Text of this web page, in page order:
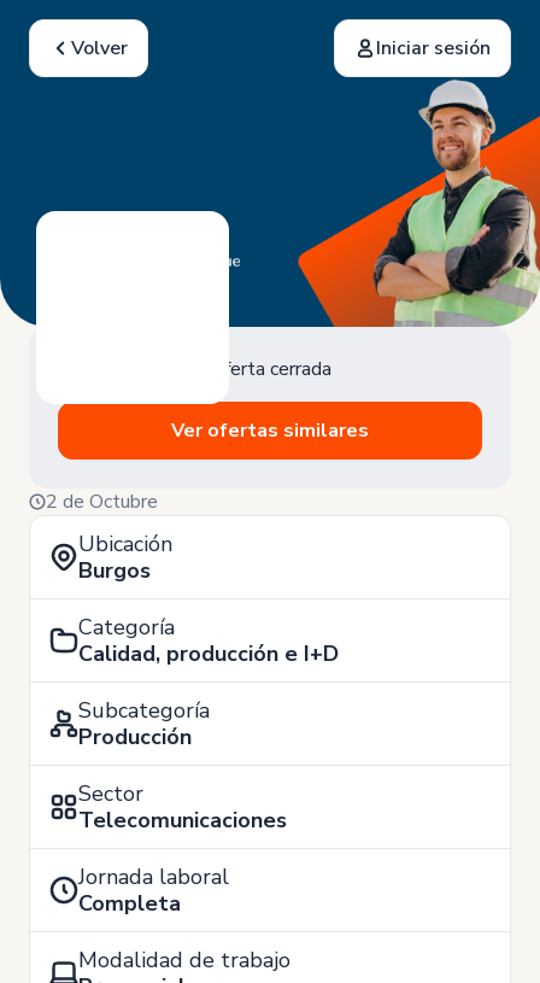
Volver Iniciar sesión
Oferta cerrada
Ver ofertas similares
2 de Octubre
Ubicación
Burgos
Categoría
Calidad, producción e I+D
Subcategoría
Producción
Sector
Telecomunicaciones
Jornada laboral
Completa
Modalidad de trabajo